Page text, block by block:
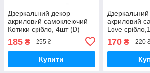
Дзеркальний декор
акриловий самоклеючий
Котики срібло, 4шт (D)
185 ₴ 255 ₴
Купити
акриловий
Love
170₴ 220 ₴